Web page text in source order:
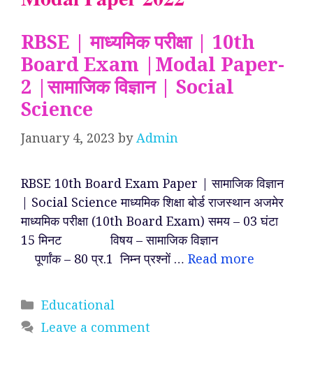
RBSE | माध्यमिक परीक्षा | 10th
Board Exam |Modal Paper-
2 |सामाजिक विज्ञान | Social
Science
January 4, 2023 byAdmin
RBSE 10th Board Exam Paper | सामाजिक विज्ञान
| Social Science माध्यमिक शिक्षा बोर्ड राजस्थान अजमेर
माध्यमिक परीक्षा (10th Board Exam) समय – 03 घंटा
15 मिनट विषय – सामाजिक विज्ञान
पूर्णांक – 80 प्र.1 निम्न प्रश्नों … Read more
Categories
Educational
Leave a comment